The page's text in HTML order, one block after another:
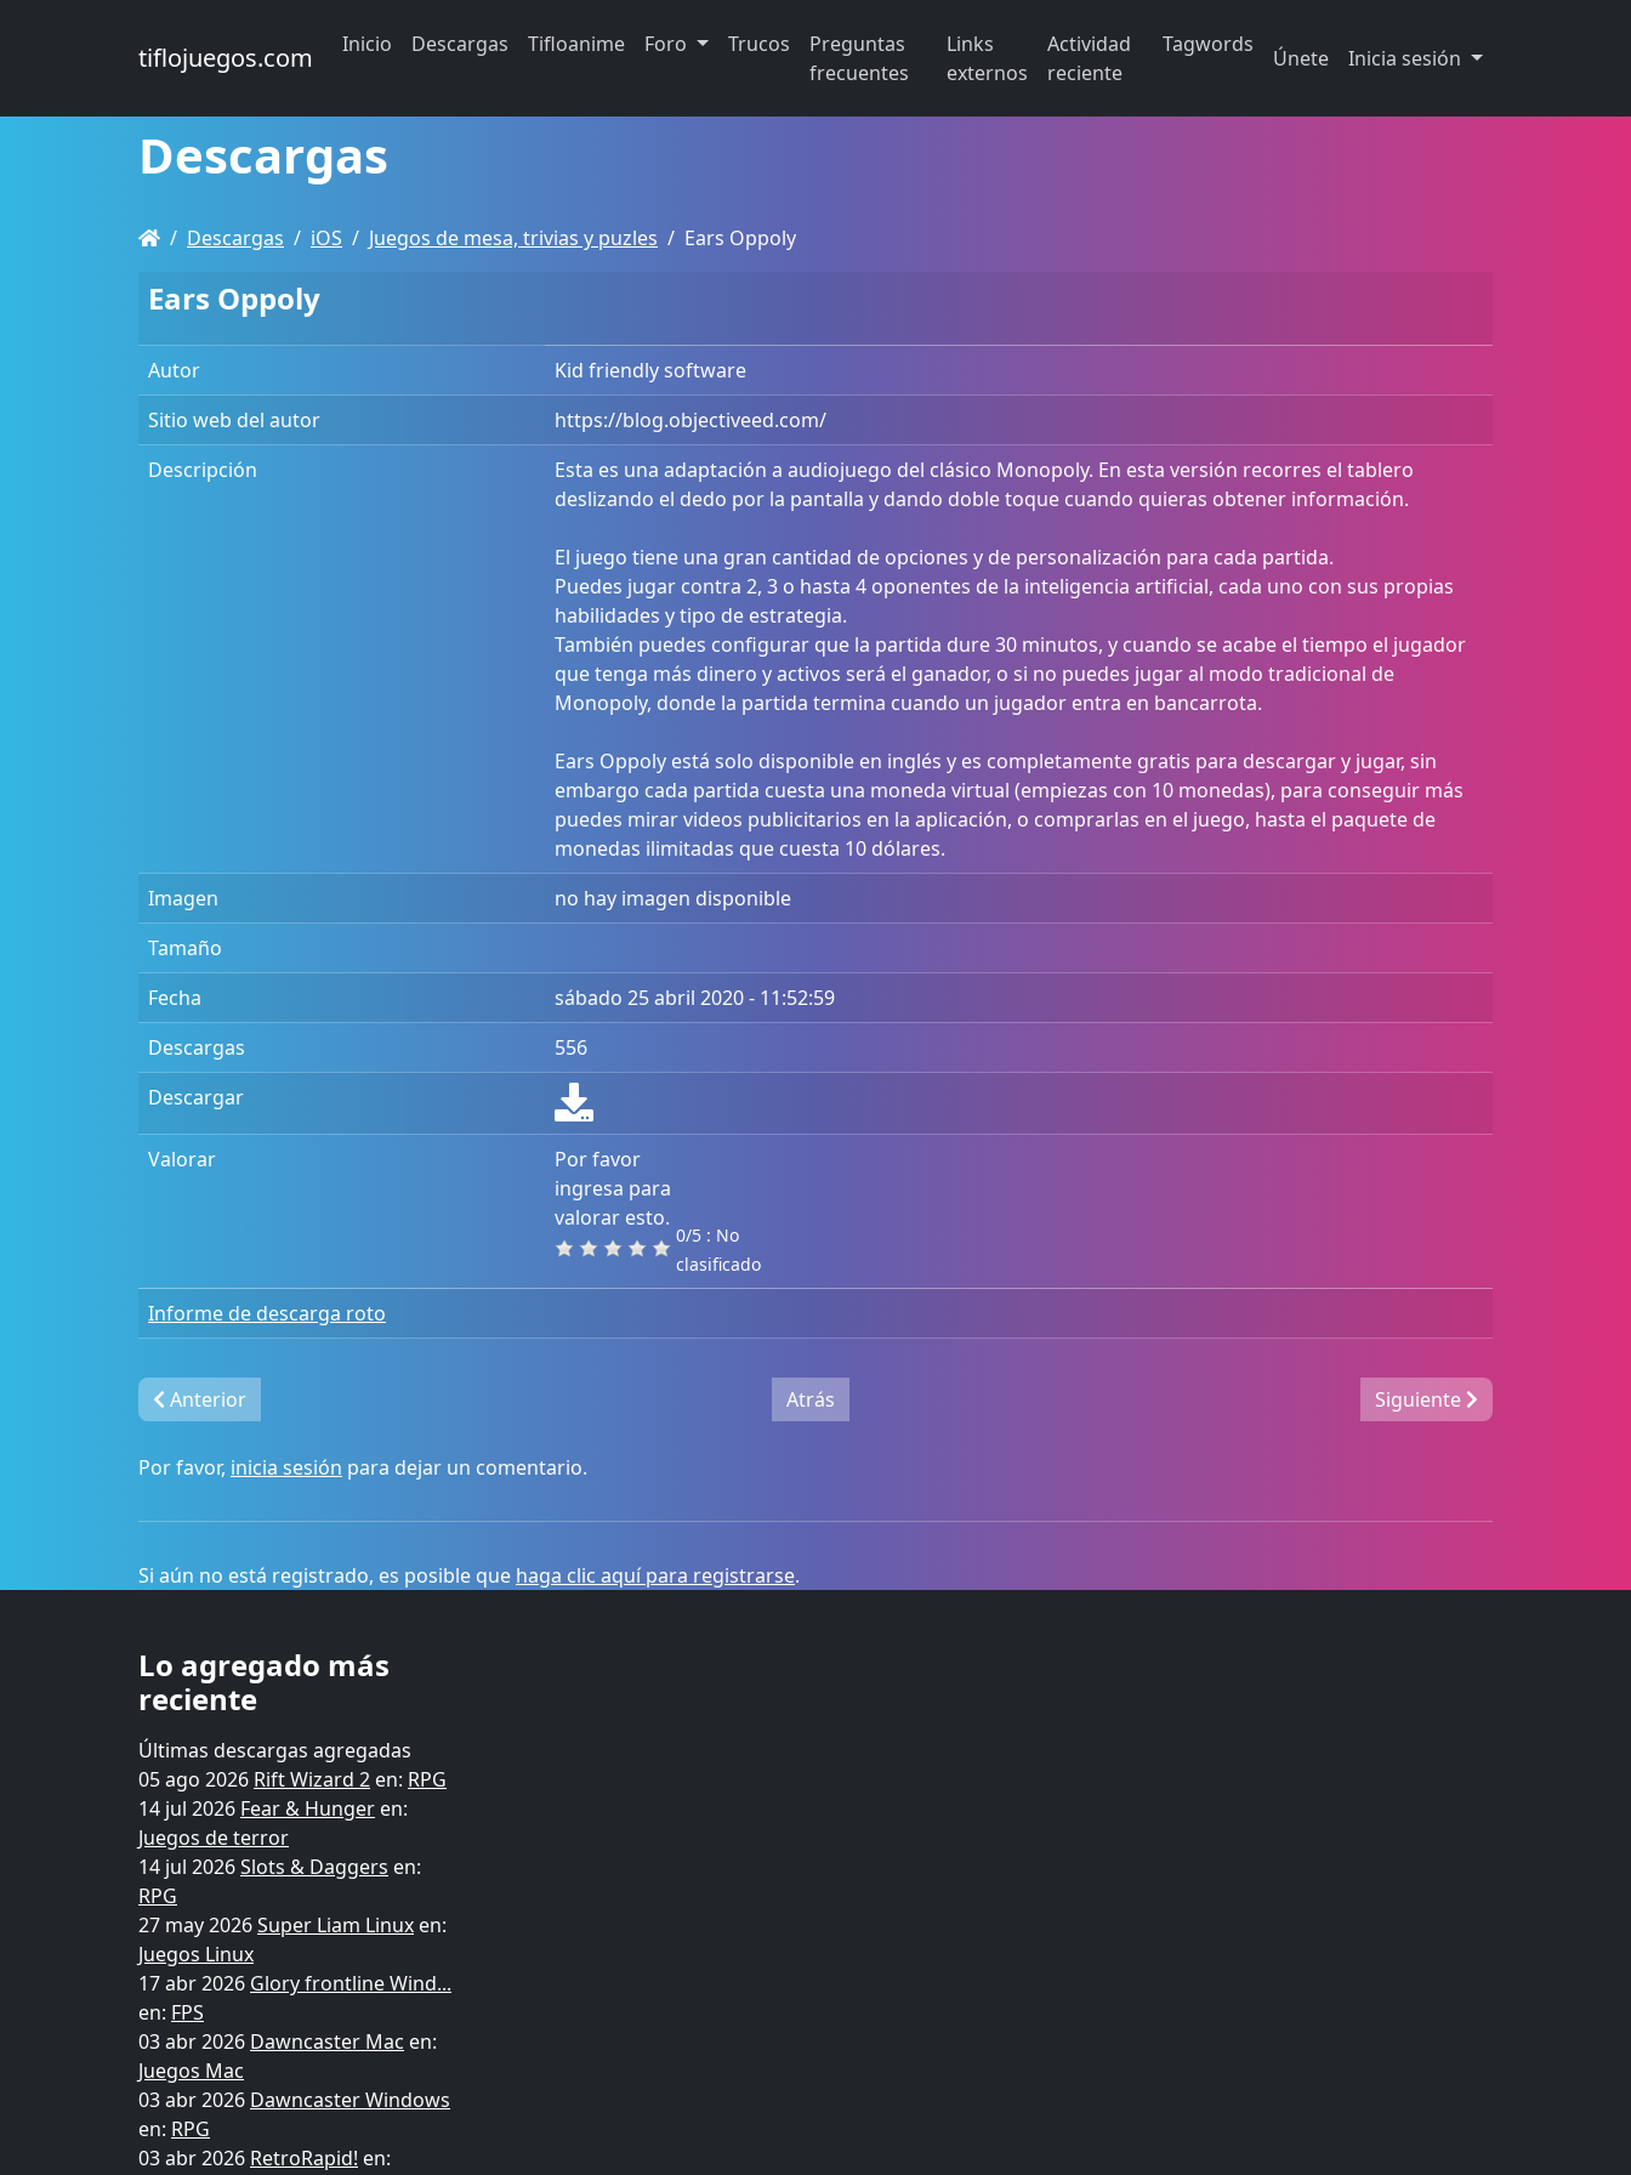
tiflojuegos.com Inicio Descargas Tifloanime Foro Trucos
Preguntas
frecuentes
Links
externos
Actividad
reciente
Tagwords
Únete Inicia sesión
Descargas
Descargas iOS Juegos de mesa, trivias y puzles Ears Oppoly
Ears Oppoly
Autor
Kid friendly software
Sitio web del autor
https://blog.objectiveed.com/
Descripción
Esta es una adaptación a audiojuego del clásico Monopoly. En esta versión recorres el tablero
deslizando el dedo por la pantalla y dando doble toque cuando quieras obtener información.
El juego tiene una gran cantidad de opciones y de personalización para cada partida.
Puedes jugar contra 2, 3 o hasta 4 oponentes de la inteligencia artificial, cada uno con sus propias
habilidades y tipo de estrategia.
También puedes configurar que la partida dure 30 minutos, y cuando se acabe el tiempo el jugador
que tenga más dinero y activos será el ganador, o si no puedes jugar al modo tradicional de
Monopoly, donde la partida termina cuando un jugador entra en bancarrota.
Ears Oppoly está solo disponible en inglés y es completamente gratis para descargar y jugar, sin
embargo cada partida cuesta una moneda virtual (empiezas con 10 monedas), para conseguir más
puedes mirar videos publicitarios en la aplicación, o comprarlas en el juego, hasta el paquete de
monedas ilimitadas que cuesta 10 dólares.
Imagen
no hay imagen disponible
Tamaño
Fecha
sábado 25 abril 2020 - 11:52:59
Descargas
556
Descargar
Valorar
Por favor
ingresa para
valorar esto.
0/5 : No
clasificado
Informe de descarga roto
Anterior Atrás Siguiente
Por favor, inicia sesión para dejar un comentario.
Si aún no está registrado, es posible que haga clic aquí para registrarse.
Lo agregado más
reciente
Últimas descargas agregadas
05 ago 2026 Rift Wizard 2 en: RPG
14 jul 2026 Fear & Hunger en:
Juegos de terror
14 jul 2026Slots & Daggers en:
RPG
27 may 2026Super Liam Linux en:
Juegos Linux
17 abr 2026 Glory frontline Wind...
en: FPS
03 abr 2026 Dawncaster Mac en:
Juegos Mac
03 abr 2026 Dawncaster Windows
en: RPG
03 abr 2026 RetroRapid! en: